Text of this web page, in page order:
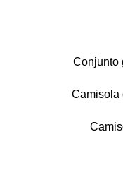
Conjunto
Camisola